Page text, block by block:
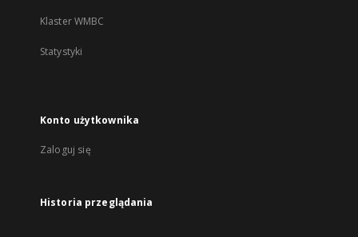
Klaster WMBC
Statystyki
Konto użytkownika
Zaloguj się
Historia przeglądania